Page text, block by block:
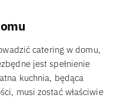
catering w domu,
jest spełnienie
kuchnia, będąca
musi zostać właściwie